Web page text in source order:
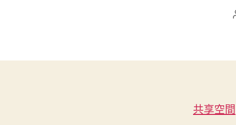
共享空間